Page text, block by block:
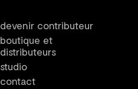
devenir contributeur
boutique et
distributeurs
studio
contact